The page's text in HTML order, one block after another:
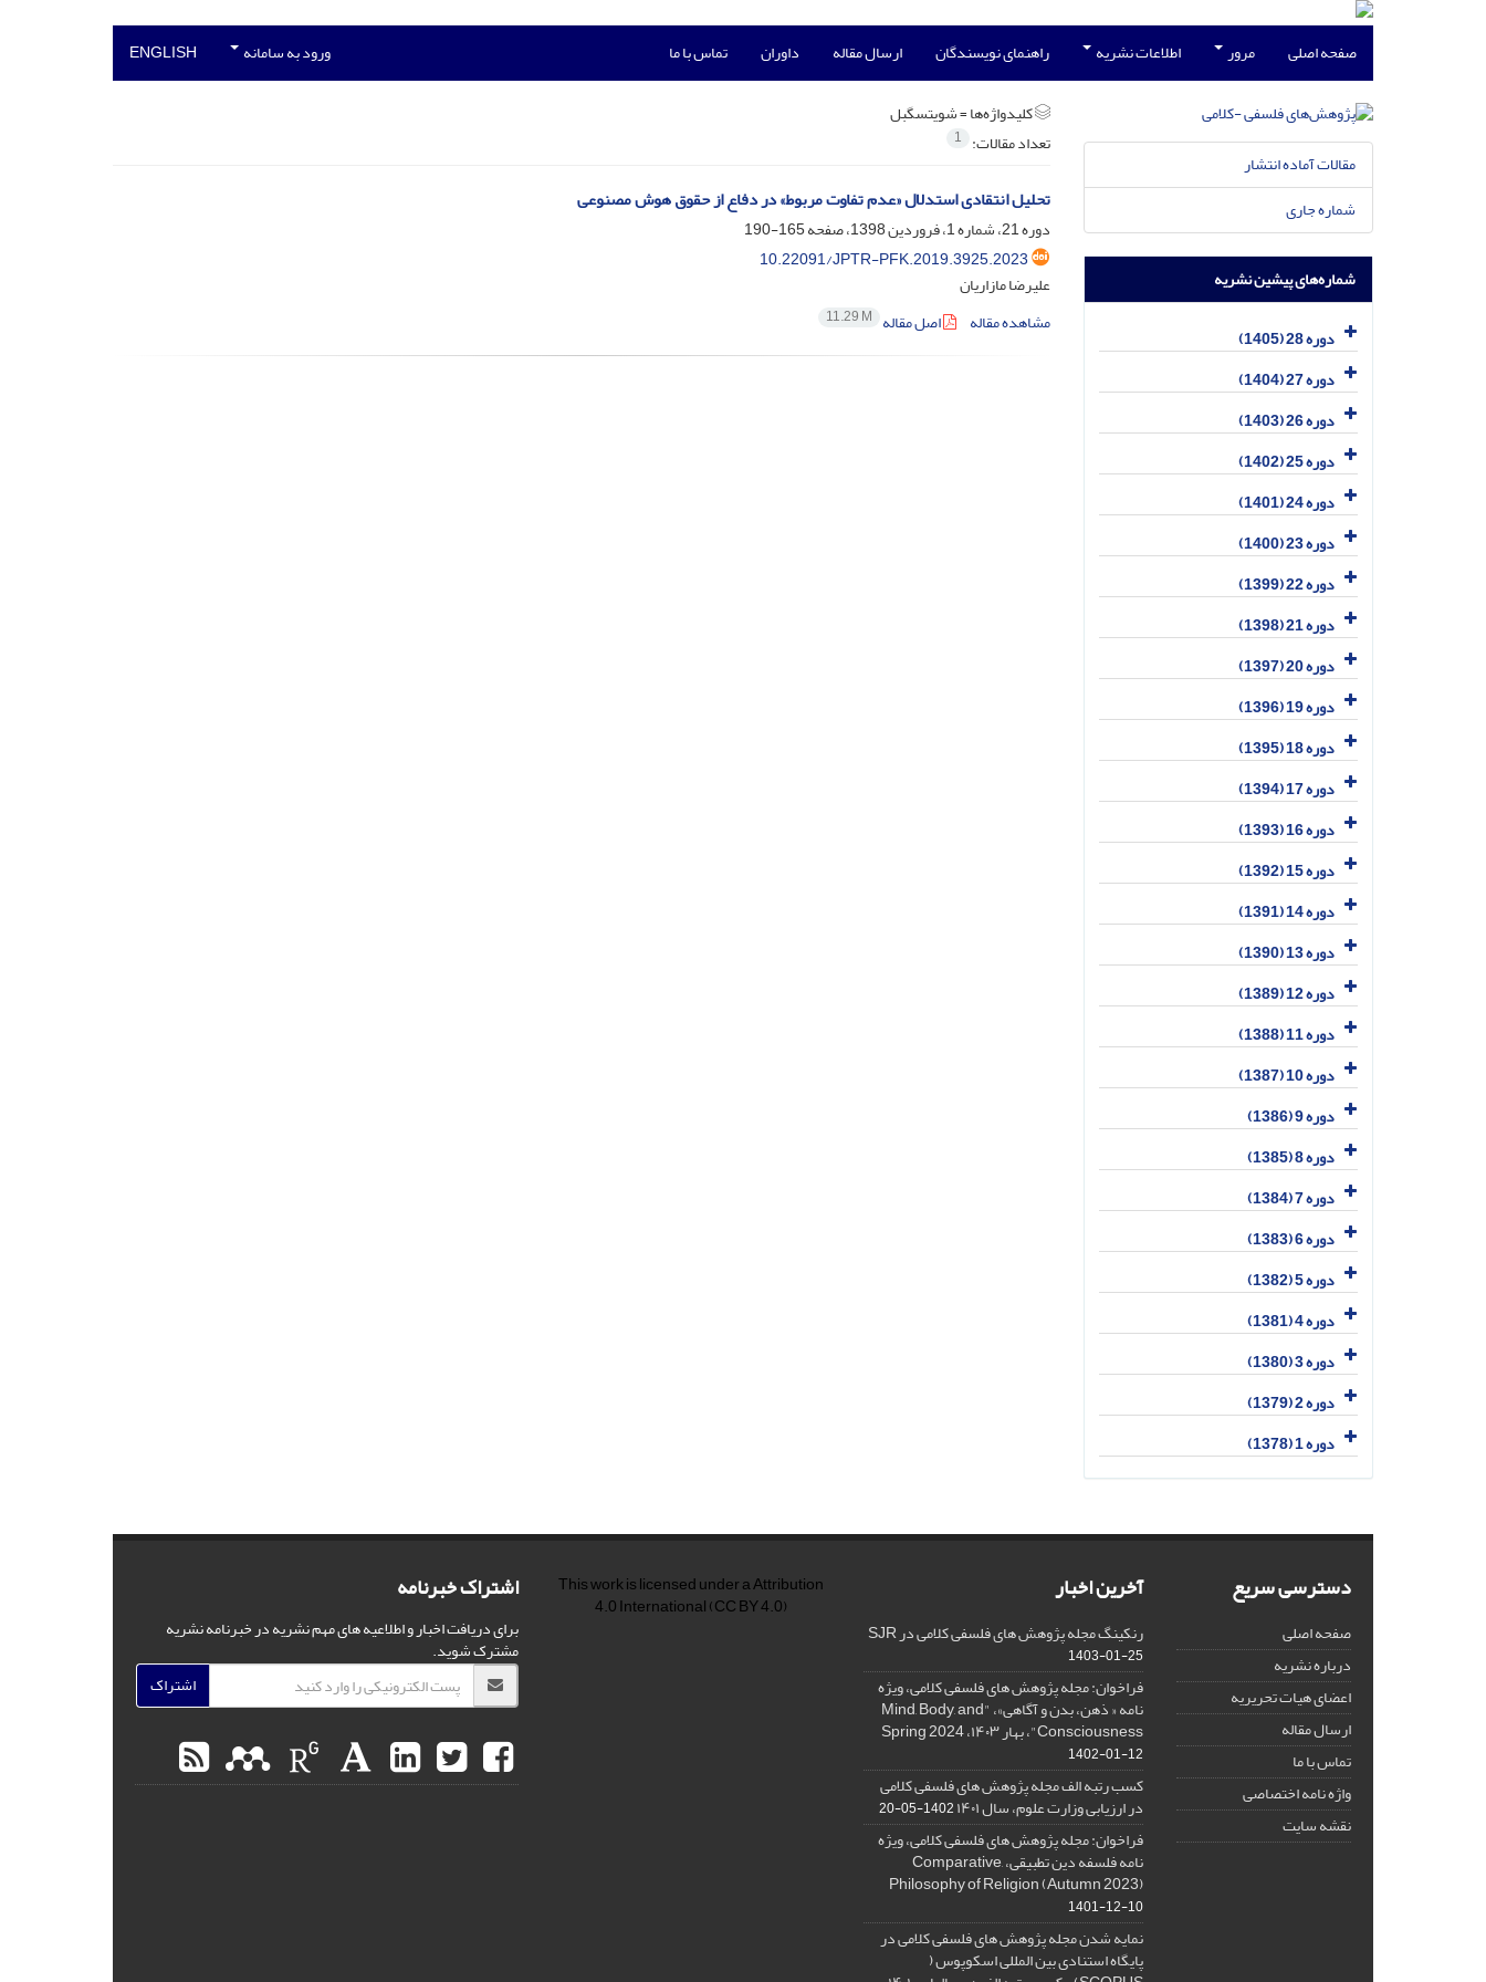
صفحه اصلی مرور اطلاعات نشریه راهنمای نویسندگان ارسال مقاله داوران تماس با ما ورود به سامانه ENGLISH
کلیدواژه‌ها =شویتسگبل
تعداد مقالات: 1
تحلیل انتقادی استدلال «عدم تفاوت مربوط» در دفاع از حقوق هوش مصنوعی
دوره 21، شماره 1، فروردین 1398، صفحه
165-190
10.22091/JPTR-PFK.2019.3925.2023
علیرضا مازاریان
مشاهده مقاله
اصل مقاله 11.29 M
مقالات آماده انتشار
شماره جاری
شماره‌های پیشین نشریه
دوره 28 (1405)
دوره 27 (1404)
دوره 26 (1403)
دوره 25 (1402)
دوره 24 (1401)
دوره 23 (1400)
دوره 22 (1399)
دوره 21 (1398)
دوره 20 (1397)
دوره 19 (1396)
دوره 18 (1395)
دوره 17 (1394)
دوره 16 (1393)
دوره 15 (1392)
دوره 14 (1391)
دوره 13 (1390)
دوره 12 (1389)
دوره 11 (1388)
دوره 10 (1387)
دوره 9 (1386)
دوره 8 (1385)
دوره 7 (1384)
دوره 6 (1383)
دوره 5 (1382)
دوره 4 (1381)
دوره 3 (1380)
دوره 2 (1379)
دوره 1 (1378)
دسترسی سریع
صفحه اصلی
درباره نشریه
اعضای هیات تحریریه
ارسال مقاله
تماس با ما
واژه نامه اختصاصی
نقشه سایت
آخرین اخبار
رنکینگ مجله پژوهش های فلسفی کلامی در SJR
1403-01-25
فراخوان: مجله پژوهش های فلسفی کلامی، ویژه
نامه « ذهن، بدن و آگاهی»، "Mind, Body, and
Consciousness"، بهار ۱۴۰۳، Spring 2024
1402-01-12
کسب رتبه الف مجله پژوهش های فلسفی کلامی
در ارزیابی وزارت علوم، سال ۱۴۰۱ 1402-05-20
فراخوان: مجله پژوهش های فلسفی کلامی، ویژه
نامه فلسفه دین تطبیقی، ,Comparative
Philosophy of Religion (Autumn 2023)
1401-12-10
نمایه شدن مجله پژوهش های فلسفی کلامی در
پایگاه استنادی بین المللی اسکوپوس (
This work is licensed under aAttribution
4.0 International(CC BY 4.0) اشتراک خبرنامه
برای دریافت اخبار و اطلاعیه های مهم نشریه در خبرنامه نشریه
مشترک شوید.
اشتراک